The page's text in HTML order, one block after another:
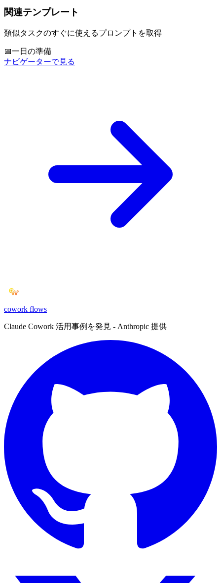
関連テンプレート
類似タスクのすぐに使えるプロンプトを取得
📅一日の準備
ナビゲーターで見る
cowork flows
Claude Cowork 活用事例を発見 - Anthropic 提供